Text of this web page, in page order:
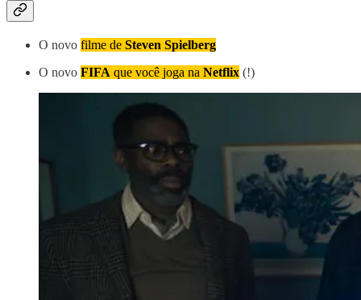
O novo filme de Steven Spielberg
O novo FIFA que você joga na Netflix (!)